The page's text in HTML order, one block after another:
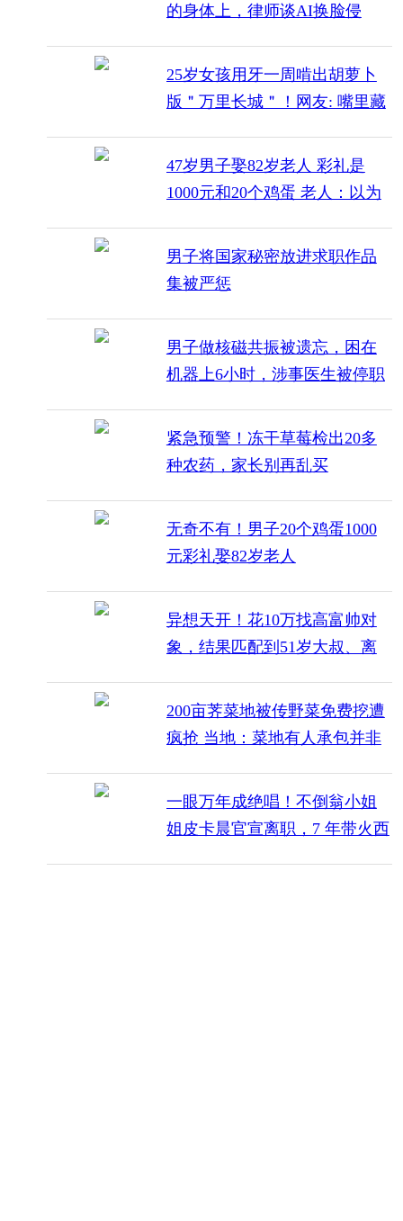
的身体上，律师谈AI换脸侵
25岁女孩用牙一周啃出胡萝卜
版＂万里长城＂！网友: 嘴里藏
47岁男子娶82岁老人 彩礼是
1000元和20个鸡蛋 老人：以为
男子将国家秘密放进求职作品
集被严惩
男子做核磁共振被遗忘，困在
机器上6小时，涉事医生被停职
紧急预警！冻干草莓检出20多
种农药，家长别再乱买
无奇不有！男子20个鸡蛋1000
元彩礼娶82岁老人
异想天开！花10万找高富帅对
象，结果匹配到51岁大叔、离
200亩荠菜地被传野菜免费挖遭
疯抢 当地：菜地有人承包并非
一眼万年成绝唱！不倒翁小姐
姐皮卡晨官宣离职，7 年带火西